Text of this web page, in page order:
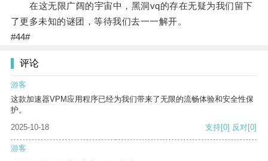
在这无限广阔的宇宙中，黑洞vq的存在无疑为我们留下
了更多未知的谜团，等待我们去一一解开。
#44#
评论
游客
这款加速器VPM应用程序已经为我们带来了无限的流畅体验和安全性保
护。
2025-10-18
支持[0] 反对[0]
游客